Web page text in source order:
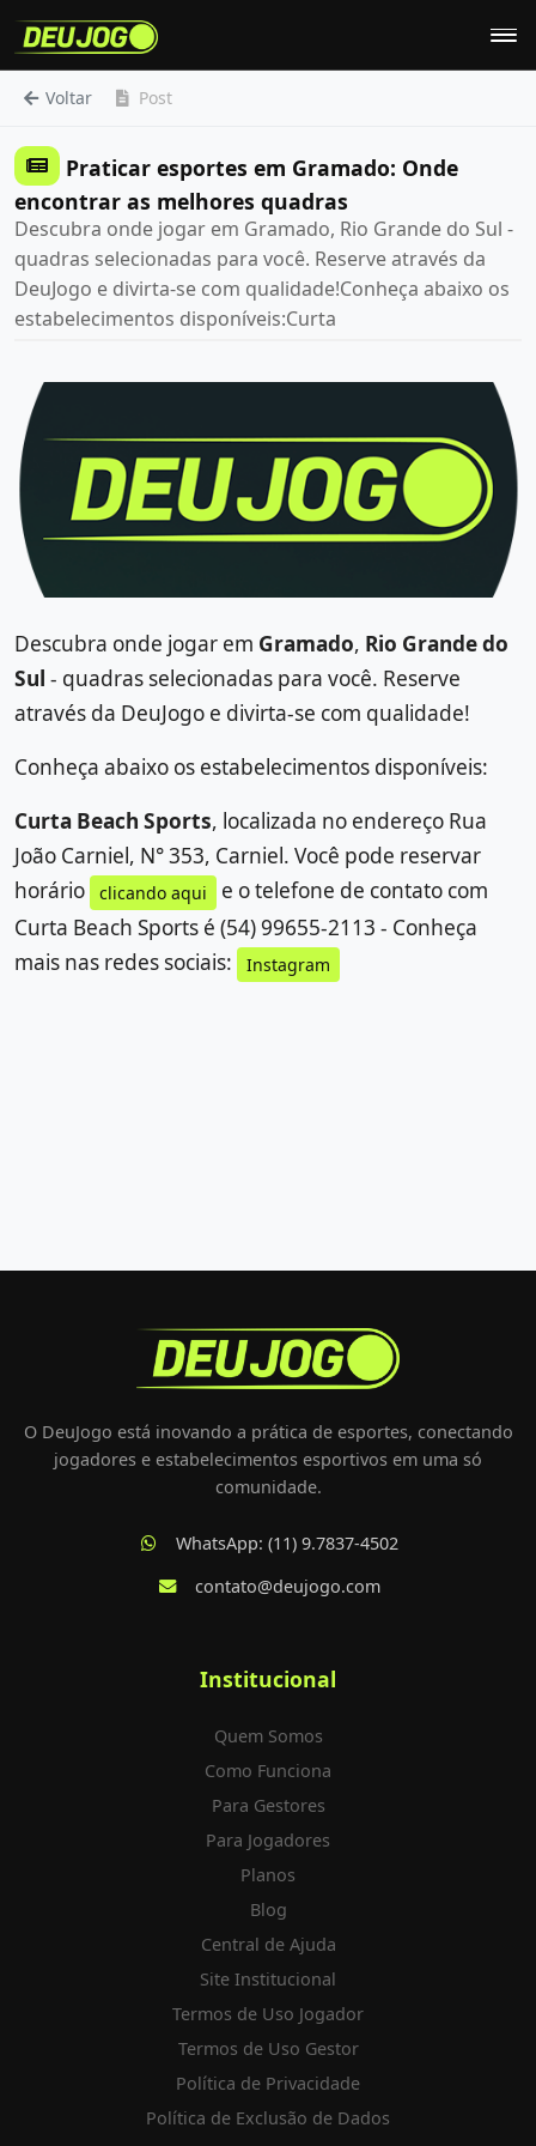
Voltar Post
Praticar esportes em Gramado: Onde
encontrar as melhores quadras
Descubra onde jogar em Gramado, Rio Grande do Sul -
quadras selecionadas para você. Reserve através da
DeuJogo e divirta-se com qualidade!Conheça abaixo os
estabelecimentos disponíveis:Curta
Descubra onde jogar em Gramado, Rio Grande do
Sul - quadras selecionadas para você. Reserve
através da DeuJogo e divirta-se com qualidade!
Conheça abaixo os estabelecimentos disponíveis:
Curta Beach Sports, localizada no endereço Rua
João Carniel, N° 353, Carniel. Você pode reservar
horário
clicando aqui
e o telefone de contato com
Curta Beach Sports é (54) 99655-2113 - Conheça
mais nas redes sociais:
Instagram
O DeuJogo está inovando a prática de esportes, conectando
jogadores e estabelecimentos esportivos em uma só
comunidade.
WhatsApp: (11) 9.7837-4502
contato@deujogo.com
Institucional
Quem Somos
Como Funciona
Para Gestores
Para Jogadores
Planos
Blog
Central de Ajuda
Site Institucional
Termos de Uso Jogador
Termos de Uso Gestor
Política de Privacidade
Política de Exclusão de Dados